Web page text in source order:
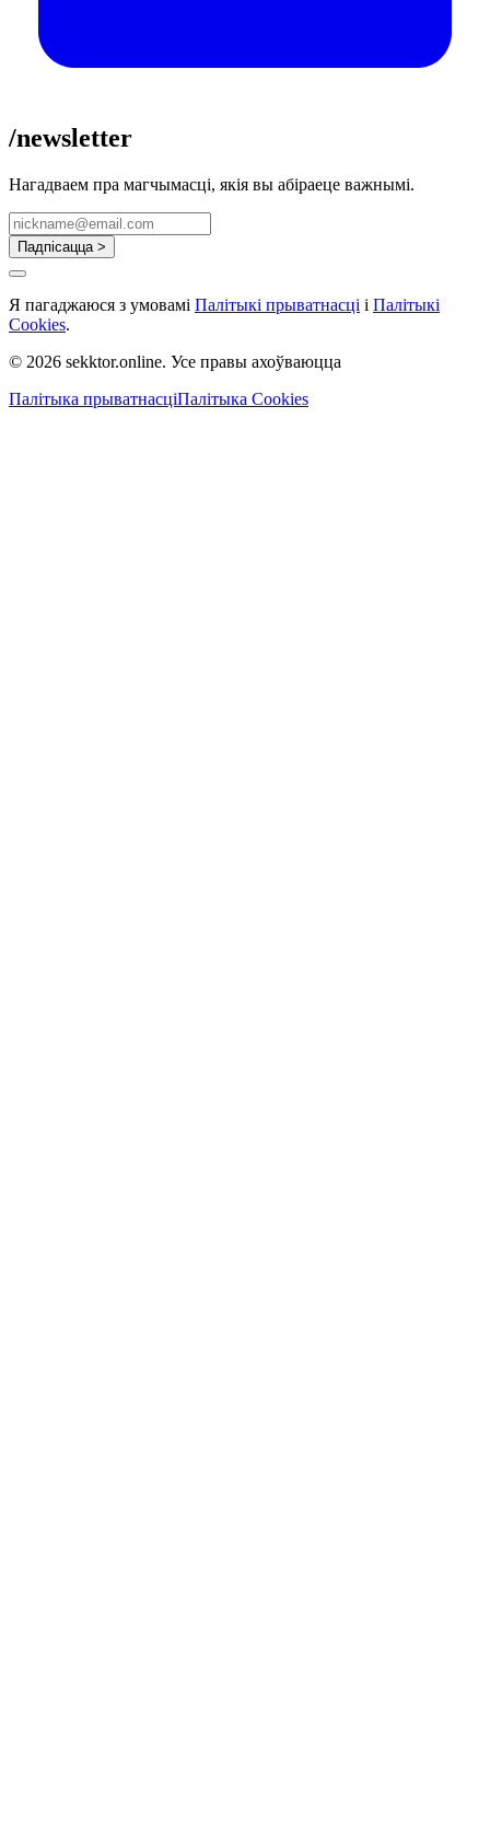
/newsletter
Нагадваем пра магчымасці, якія вы абіраеце важнымі.
Падпісацца >
Я пагаджаюся з умовамі Палітыкі прыватнасці і Палітыкі
Cookies.
© 2026 sekktor.online. Усе правы ахоўваюцца
Палітыка прыватнасціПалітыка Cookies